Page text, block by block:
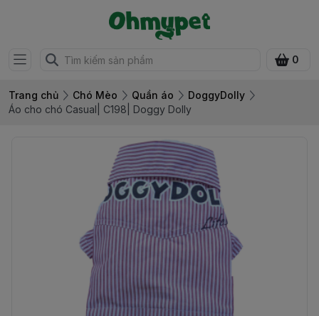
0
Trang chủ Chó Mèo Quần áo
DoggyDolly
Áo cho chó Casual| C198| Doggy Dolly